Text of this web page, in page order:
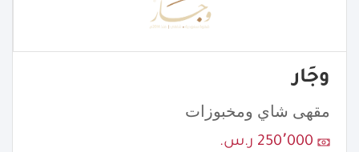
وجَار
مقهى شاي ومخبوزات
250٬000 ر.س.